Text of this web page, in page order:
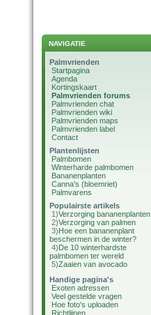
NAVIGATIE
Palmvrienden
Startpagina
Agenda
Kortingskaart
Palmvrienden forums
Palmvrienden chat
Palmvrienden wiki
Palmvrienden maps
Palmvrienden label
Contact
Plantenlijsten
Palmbomen
Winterharde palmbomen
Bananenplanten
Canna's (bloemriet)
Palmvarens
Populairste artikels
1)Verzorging bananenplanten
2)Verzorging van palmen
3)Hoe een bananenplant
beschermen in de winter?
4)De 10 winterhardste
palmbomen ter wereld
5)Zaaien van avocado
Handige pagina's
Exoten adressen
Veel gestelde vragen
Hoe foto's uploaden
Richtlijnen